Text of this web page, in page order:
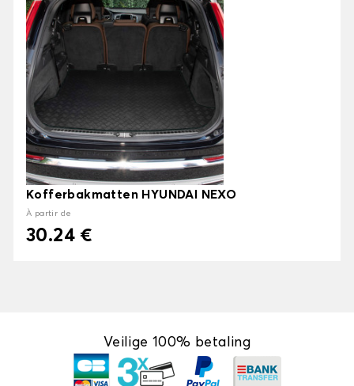
Kofferbakmatten HYUNDAI NEXO
À partir de
30.24 €
Veilige 100% betaling